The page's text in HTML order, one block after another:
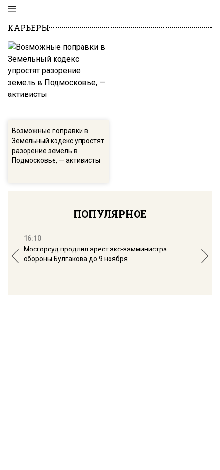
КАРЬЕРЫ
Возможные поправки в
Земельный кодекс упростят
разорение земель в
Подмосковье, — активисты
ПОПУЛЯРНОЕ
16:10
Мосгорсуд продлил арест экс-замминистра
обороны Булгакова до 9 ноября